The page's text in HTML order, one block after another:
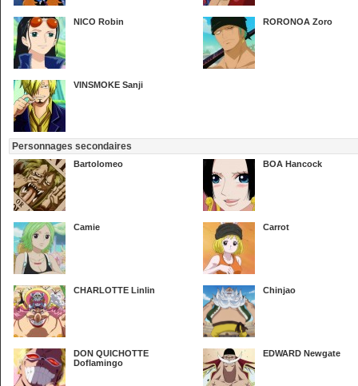
NICO Robin RORONOA Zoro
VINSMOKE Sanji
Personnages secondaires
Bartolomeo BOA Hancock
Camie Carrot
CHARLOTTE Linlin Chinjao
DON QUICHOTTE
Doflamingo
EDWARD Newgate